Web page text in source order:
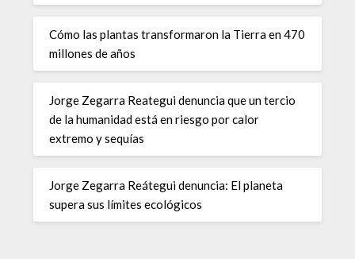
Cómo las plantas transformaron la Tierra en 470
millones de años
Jorge Zegarra Reategui denuncia que un tercio
de la humanidad está en riesgo por calor
extremo y sequías
Jorge Zegarra Reátegui denuncia: El planeta
supera sus límites ecológicos